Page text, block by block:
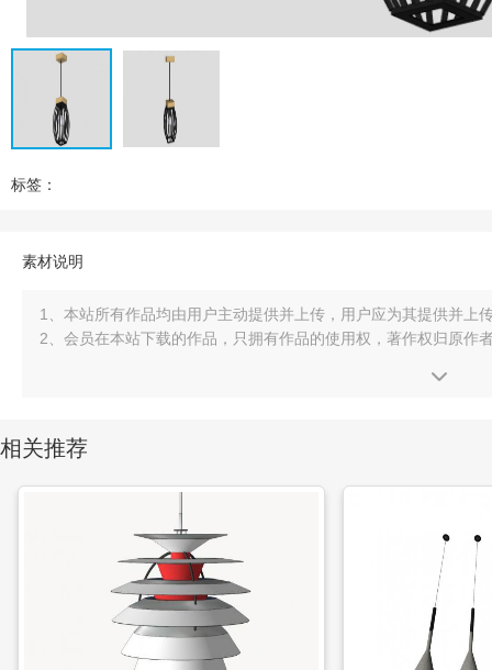
标签：
素材说明
1、本站所有作品均由用户主动提供并上传，用户应为其提供并上
2、会员在本站下载的作品，只拥有作品的使用权，著作权归原作
相关推荐